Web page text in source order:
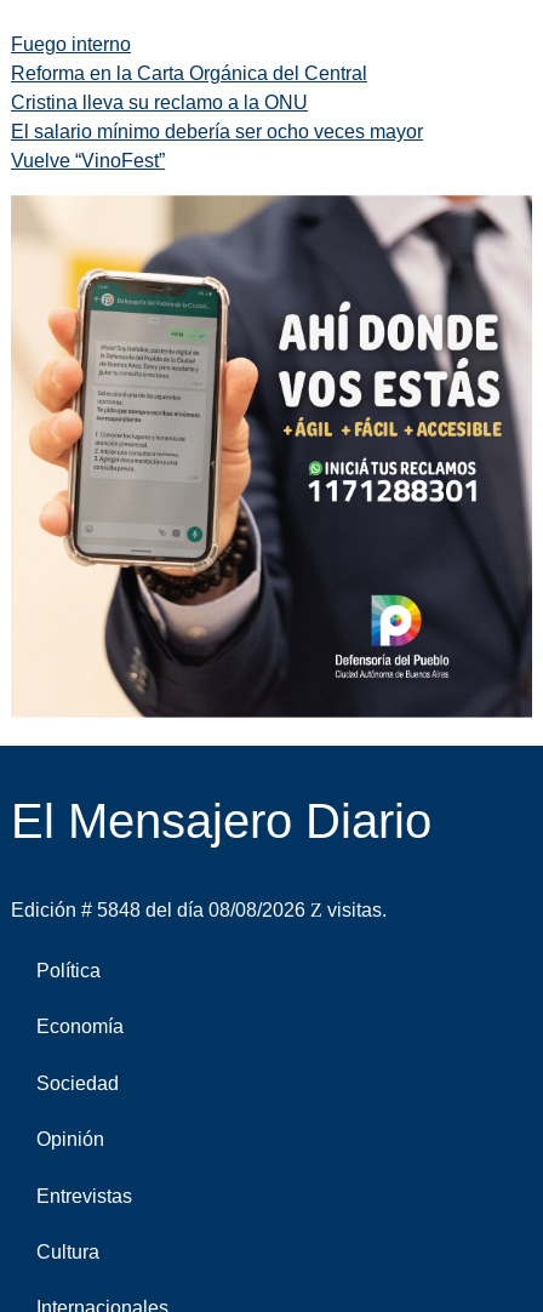
Fuego interno
Reforma en la Carta Orgánica del Central
Cristina lleva su reclamo a la ONU
El salario mínimo debería ser ocho veces mayor
Vuelve “VinoFest”
El Mensajero Diario
Edición # 5848 del día 08/08/2026 visitas.
Política
Economía
Sociedad
Opinión
Entrevistas
Cultura